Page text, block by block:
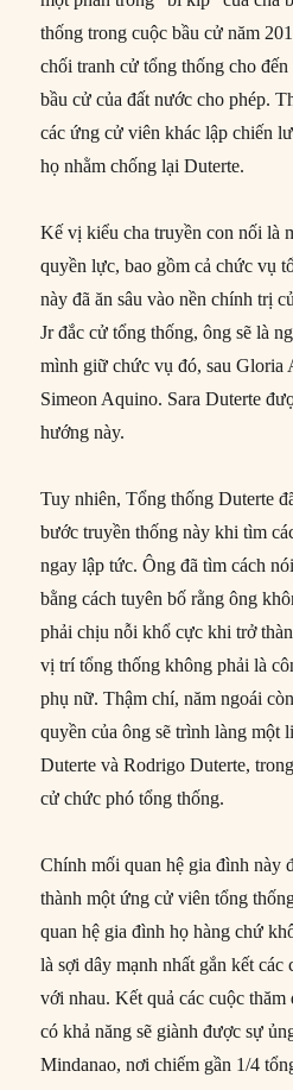
thống trong cuộc bầu cử năm
chối tranh cử tổng thống cho
bầu cử của đất nước cho phép.
các ứng cử viên khác lập chiến
họ nhằm chống lại Duterte.
Kế vị kiểu cha truyền con nối là
quyền lực, bao gồm cả chức vụ
này đã ăn sâu vào nền chính trị
Jr đắc cử tổng thống, ông sẽ là
mình giữ chức vụ đó, sau Gloria
Simeon Aquino. Sara Duterte
hướng này.
Tuy nhiên, Tổng thống Duterte
bước truyền thống này khi tìm
ngay lập tức. Ông đã tìm cách
bằng cách tuyên bố rằng ông
phải chịu nỗi khổ cực khi trở
vị trí tổng thống không phải là
phụ nữ. Thậm chí, năm ngoái
quyền của ông sẽ trình làng một
Duterte và Rodrigo Duterte,
cử chức phó tổng thống.
Chính mối quan hệ gia đình này
thành một ứng cử viên tổng
quan hệ gia đình họ hàng chứ
là sợi dây mạnh nhất gắn kết
với nhau. Kết quả các cuộc thăm
có khả năng sẽ giành được sự
Mindanao, nơi chiếm gần 1/4